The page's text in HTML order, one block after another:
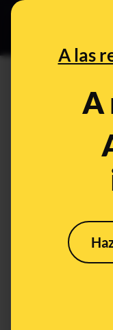
A las
A
calor